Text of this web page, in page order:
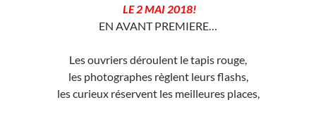
LE 2 MAI 2018!
EN AVANT PREMIERE…
Les ouvriers déroulent le tapis rouge,
les photographes règlent leurs flashs,
les curieux réservent les meilleures places,